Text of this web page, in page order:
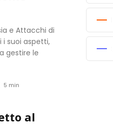
e Attacchi di
i suoi aspetti,
gestire le
5 min
al